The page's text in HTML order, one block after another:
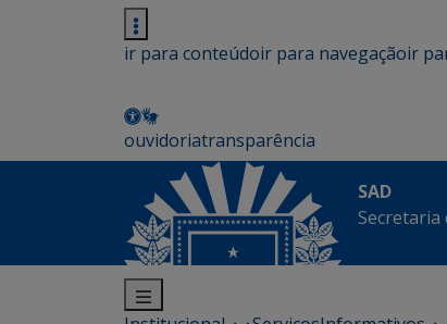
ir para conteúdoir para navegaçãoir
ouvidoriatransparência
SAD
Secretaria